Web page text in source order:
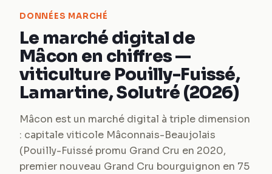
DONNÉES MARCHÉ
Le marché digital de
Mâcon en chiffres —
viticulture Pouilly-Fuissé,
Lamartine, Solutré (2026)
Mâcon est un marché digital à triple dimension
: capitale viticole Mâconnais-Beaujolais
(Pouilly-Fuissé promu Grand Cru en 2020,
premier nouveau Grand Cru bourguignon en 75